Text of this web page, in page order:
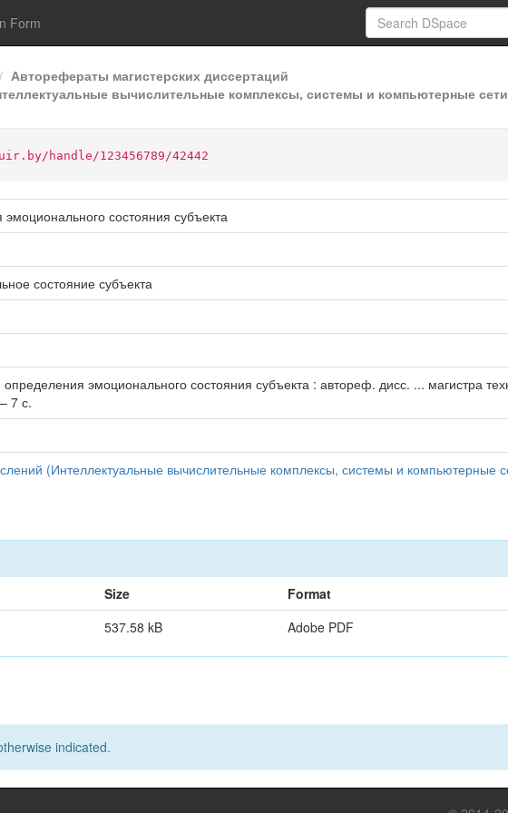
Form
Авторефераты магистерских диссертаций
вычислительные комплексы, системы и компьютерные
handle/123456789/42442
состояния субъекта
состояние субъекта
эмоционального состояния субъекта : автореф. дисс. ... магистра
7 с.
(Интеллектуальные вычислительные комплексы, системы и компьютерные
Size
Format
537.58 kB Adobe PDF
indicated.